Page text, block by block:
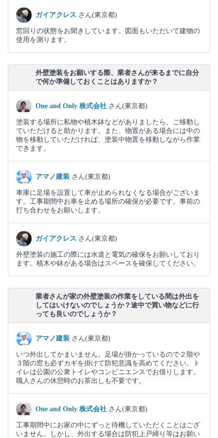
ガイアクレス さん(東京都)
窓回りの状態をお聞きしています。図面もいただいて建物の
使用を測ります。
外壁塗装をお願いする際、業者さんが来るまでに自分
で何か準備しておくことはありますか？
One and Only 株式会社 さん(東京都)
塗装する場所に私物や植木鉢などがありましたら、ご移動し
ていただけると助かります。また、物置がある場合には中の
物を移動していただければ、塗装中物置を移動しながら作業
できます。
アマノ建装 さん(東京都)
車庫に足場を設置して車が止められなくなる場合がございま
す。工事期間中お車を止める場所の確保が必要です。事前の
打ち合わせをお願いします。
ガイアクレス さん(東京都)
外壁塗装の施工の際には水道と電気の確保をお願いしており
ます。植木や鉢がある場合はスペースを確保してください。
業者さんが家の外壁塗装の作業をしている間は外出を
してはいけないのでしょうか？途中で買い物などに行
っても良いのでしょうか？
アマノ建装 さん(東京都)
いつ外出してかまいません。足場が掛かっているので２階や
３階の窓も必ずカギを掛けて防犯意識を高めてください。ト
イレは公園の公衆トイレやコンビニエンスでお借りします。
職人さんの休憩時のお茶出しも不要です。
One and Only 株式会社 さん(東京都)
工事期間中にお家の中にずっと待機していただくことはござ
いません。しかし、外出する場合は防犯上戸締り等はお願い